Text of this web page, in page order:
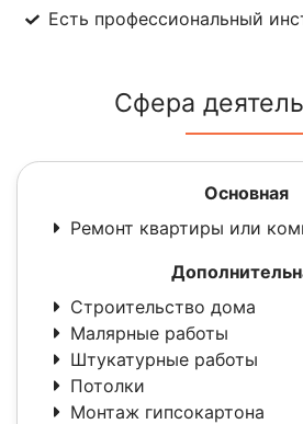
Есть профессиональный
Сфера
Основная
Ремонт квартиры или
Строительство дома
Малярные работы
Штукатурные работы
Потолки
Монтаж гипсокартона